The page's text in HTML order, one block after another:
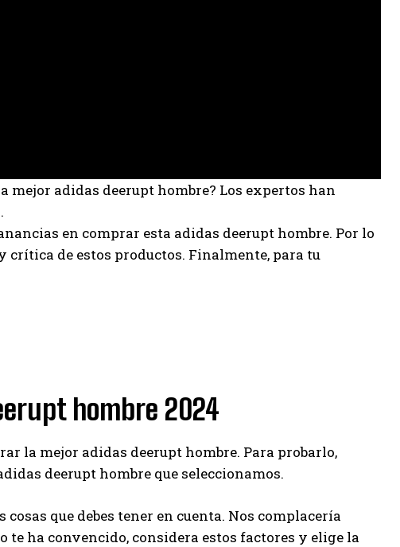
mejor adidas deerupt hombre? Los expertos han
en comprar esta adidas deerupt hombre. Por lo
de estos productos. Finalmente, para tu
hombre 2024
la mejor adidas deerupt hombre. Para probarlo,
deerupt hombre que seleccionamos.
que debes tener en cuenta. Nos complacería
ha convencido, considera estos factores y elige la